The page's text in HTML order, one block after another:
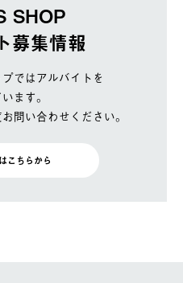
SHOP
募集情報
ではアルバイトを
ます。
問い合わせください。
こちらから